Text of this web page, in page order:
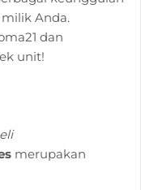
Anda.
dan
unit!
merupakan